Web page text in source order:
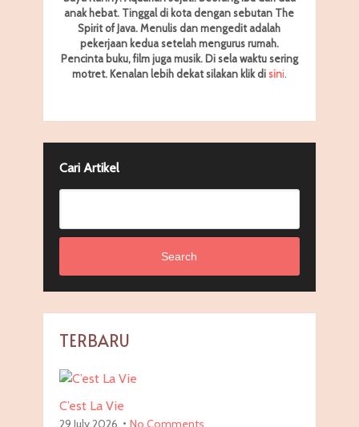
anak hebat. Tinggal di kota dengan sebutan The
Spirit of Java. Menulis dan mengedit adalah
pekerjaan kedua setelah mengurus rumah.
Pencinta buku, film juga musik. Di sela waktu sering
motret. Kenalan lebih dekat silakan klik disini
Cari Artikel
Search
TERBARU
C’est La Vie
29 July 2026 No Comments